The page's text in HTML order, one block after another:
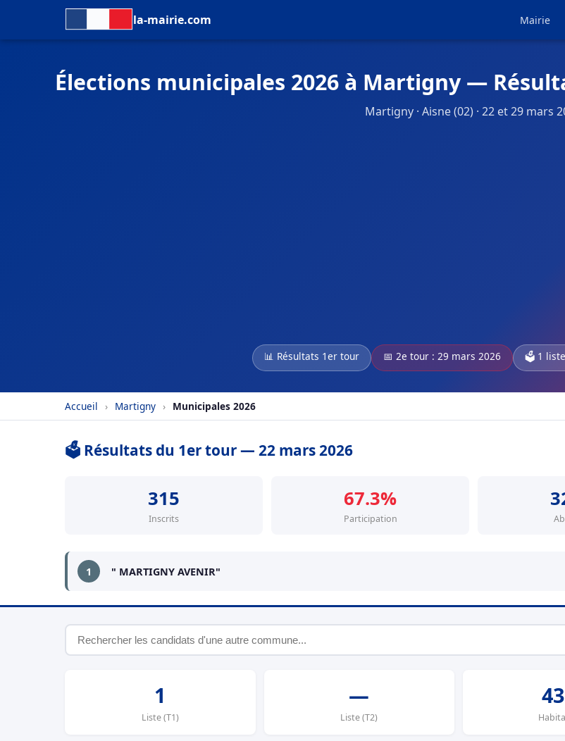
la-mairie.com Mairie
Élections municipales 2026 à Martigny —
Martigny · Aisne (02) · 22 et 29 mars
📊 Résultats 1er tour 📅 2e tour : 29 mars 2026 🗳️ 1 liste
Accueil › Martigny › Municipales 2026
🗳️ Résultats du 1er tour — 22 mars 2026
315
Inscrits
67.3%
Participation
1 " MARTIGNY AVENIR"
1
Liste (T1)
—
Liste (T2)